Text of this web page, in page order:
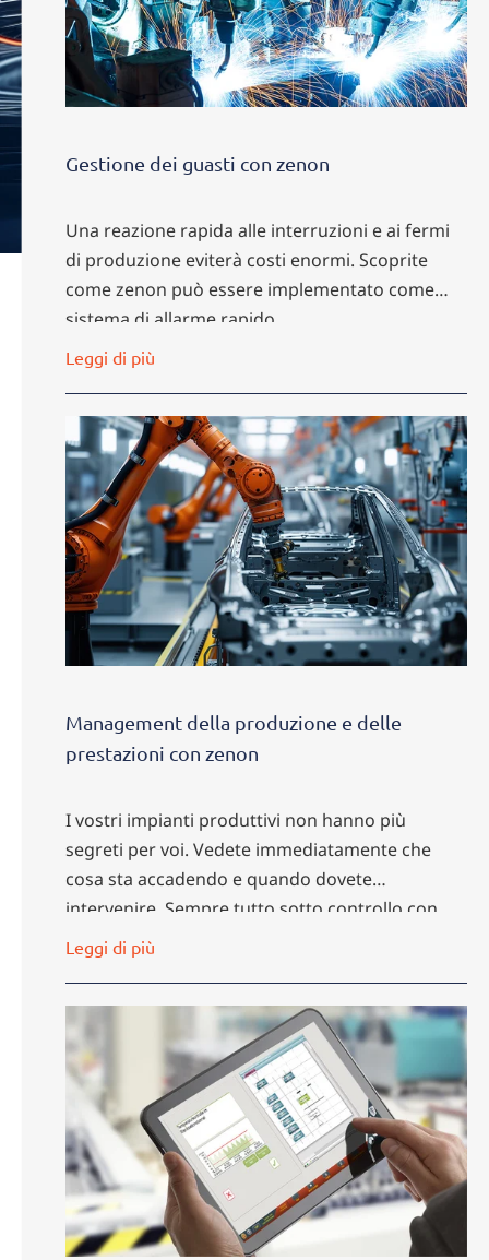
Gestione dei guasti con zenon
Una reazione rapida alle interruzioni e ai fermi
di produzione eviterà costi enormi. Scoprite
come zenon può essere implementato come
sistema di allarme rapido.
Leggi di più
Management della produzione e delle
prestazioni con zenon
I vostri impianti produttivi non hanno più
segreti per voi. Vedete immediatamente che
cosa sta accadendo e quando dovete
intervenire. Sempre tutto sotto controllo con
zenon.
Leggi di più